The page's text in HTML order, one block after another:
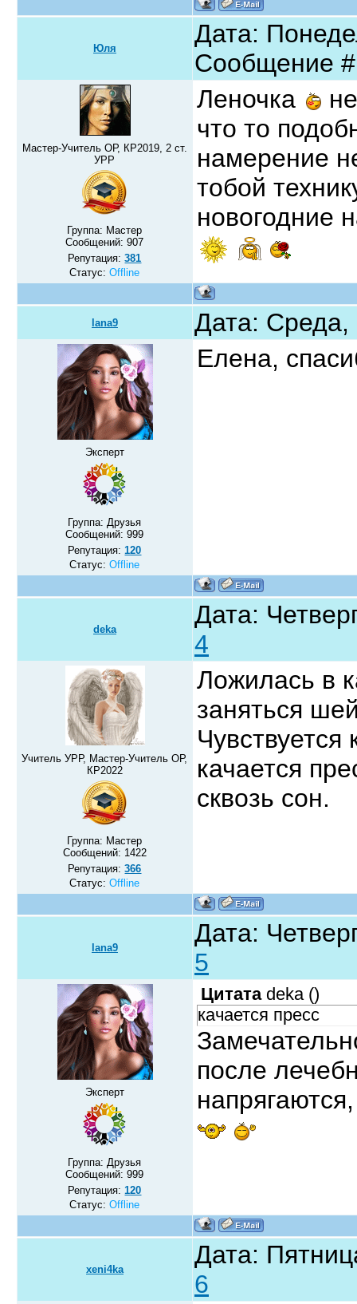
Юля
Дата:
Сообщение
Мастер-Учитель ОР, КР2019, 2 ст.
УРР
Группа: Мастер
Сообщений:907
Репутация:381
Статус:Offline
Леночка
что то
намерение
тобой
новогодние
lana9 Дата:
Эксперт
Группа: Друзья
Сообщений:999
Репутация:120
Статус:Offline
Елена,
deka
Дата:
4
Учитель УРР, Мастер-Учитель ОР,
КР2022
Группа: Мастер
Сообщений: 1422
Репутация:366
Статус:Offline
Ложилась в
заняться
качается
сквозь сон.
lana9
Дата:
5
Эксперт
Группа: Друзья
Сообщений:999
Репутация:120
Статус:Offline
Цитата deka ()
качается пресс
после
xeni4ka
Дата:
6